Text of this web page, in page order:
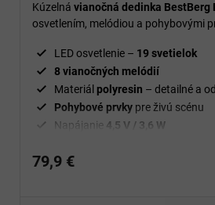
Kúzelná vianočná dedinka BestBerg
osvetlením, melódiou a pohybovými
deti aj dospelých.
LED osvetlenie – 19 svetielok
8 vianočných melódií
Materiál polyresin – detailné a
Pohybové prvky pre živú scénu
Napájanie 4,5 V / 3,6 W
Hmotnosť
dekorácia na stôl,
79,9 €